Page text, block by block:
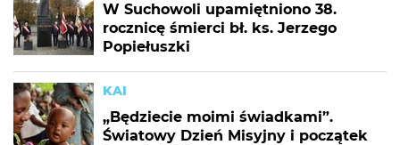
W Suchowoli upamiętniono 38.
rocznicę śmierci bł. ks. Jerzego
Popiełuszki
KAI
„Będziecie moimi świadkami”.
Światowy Dzień Misyjny i początek